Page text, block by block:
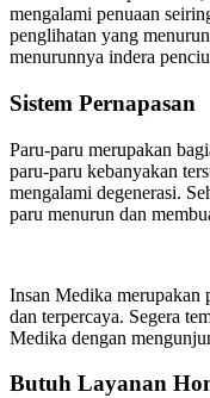
mengalami penuaan
penglihatan yang
menurunnya indera
Sistem Pernapasan
Paru-paru merupakan
paru-paru kebanyakan
mengalami degenerasi.
paru menurun dan
Insan Medika merupakan
dan terpercaya. Segera
Medika dengan
Butuh Layanan